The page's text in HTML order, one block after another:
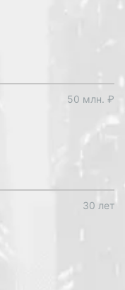
50 млн. ₽
30 лет